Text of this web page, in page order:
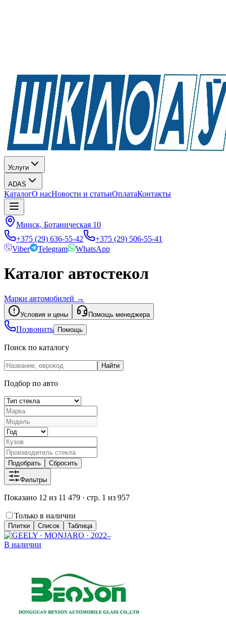
Услуги
ADAS
КаталогО насНовости и статьиОплатаКонтакты
Минск, Ботаническая 10
+375 (29) 636-55-42
+375 (29) 506-55-41
Viber
Telegram WhatsApp
Каталог автостекол
Марки автомобилей →
Условия и цены Помощь менеджера
Позвонить Помощь
Поиск по каталогу
Найти
Подбор по авто
Подобрать Сбросить
Фильтры
Показано 12 из 11 479 · стр. 1 из 957
Только в наличии
Плитки Список Таблица
В наличии